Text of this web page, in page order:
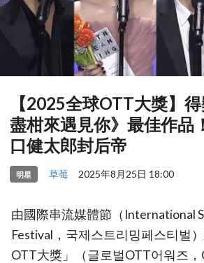
【2025全球OTT大獎】
盡柑來遇見你》最佳作品
口健太郎封后帝
明星 草莓 2025年8月25日 18:00
由國際串流媒體節（International
Festival，국제스트리밍페스티벌
OTT大獎」（글로벌OTT어워즈，